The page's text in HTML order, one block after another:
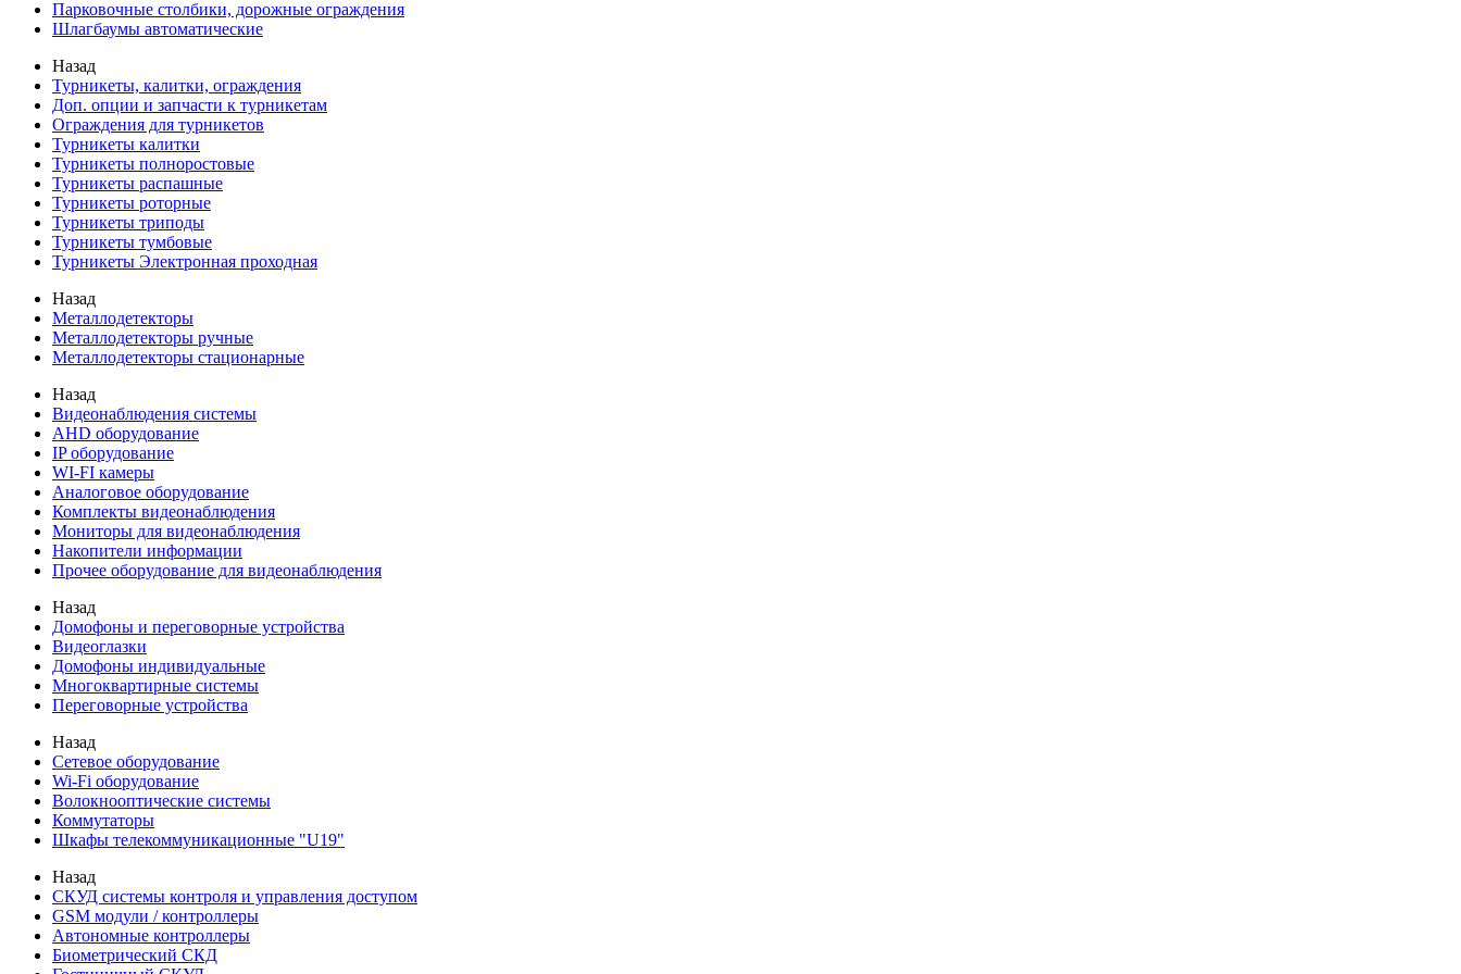
Парковочные столбики, дорожные ограждения
Шлагбаумы автоматические
Назад
Турникеты, калитки, ограждения
Доп. опции и запчасти к турникетам
Ограждения для турникетов
Турникеты калитки
Турникеты полноростовые
Турникеты распашные
Турникеты роторные
Турникеты триподы
Турникеты тумбовые
Турникеты Электронная проходная
Назад
Металлодетекторы
Металлодетекторы ручные
Металлодетекторы стационарные
Назад
Видеонаблюдения cистемы
AHD оборудование
IP оборудование
WI-FI камеры
Аналоговое оборудование
Комплекты видеонаблюдения
Мониторы для видеонаблюдения
Накопители информации
Прочее оборудование для видеонаблюдения
Назад
Домофоны и переговорные устройства
Видеоглазки
Домофоны индивидуальные
Многоквартирные системы
Переговорные устройства
Назад
Сетевое оборудование
Wi-Fi оборудование
Волокнооптические системы
Коммутаторы
Шкафы телекоммуникационные "U19"
Назад
СКУД системы контроля и управления доступом
GSM модули / контроллеры
Автономные контроллеры
Биометрический СКД